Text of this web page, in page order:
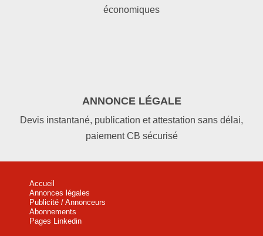
économiques
ANNONCE LÉGALE
Devis instantané, publication et attestation sans délai,
paiement CB sécurisé
Accueil
Annonces légales
Publicité / Annonceurs
Abonnements
Pages Linkedin